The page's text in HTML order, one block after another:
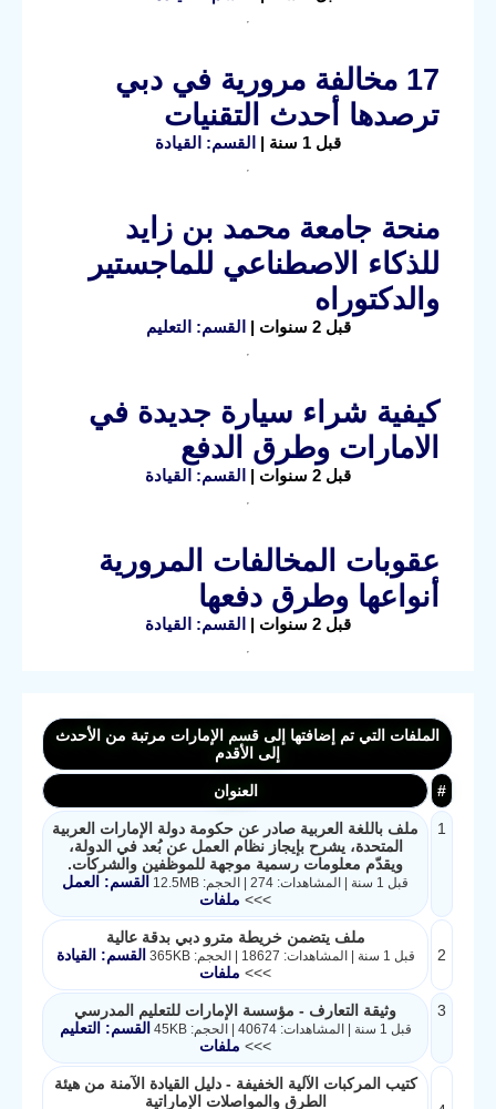
17 مخالفة مرورية في دبي
ترصدها أحدث التقنيات
قبل 1 سنة | القسم: القيادة
منحة جامعة محمد بن زايد
للذكاء الاصطناعي للماجستير
والدكتوراه
قبل 2 سنوات | القسم: التعليم
كيفية شراء سيارة جديدة في
الامارات وطرق الدفع
قبل 2 سنوات | القسم: القيادة
عقوبات المخالفات المرورية
أنواعها وطرق دفعها
قبل 2 سنوات | القسم: القيادة
الملفات التي تم إضافتها إلى قسم الإمارات مرتبة من الأحدث
إلى الأقدم
# العنوان
1
ملف باللغة العربية صادر عن حكومة دولة الإمارات العربية
المتحدة، يشرح بإيجاز نظام العمل عن بُعد في الدولة،
ويقدّم معلومات رسمية موجهة للموظفين والشركات.
قبل 1 سنة | المشاهدات: 274 | الحجم: 12.5MB
القسم: العمل
>>> ملفات
2
ملف يتضمن خريطة مترو دبي بدقة عالية
قبل 1 سنة | المشاهدات: 18627 | الحجم: 365KB
القسم: القيادة
>>> ملفات
3 وثيقة التعارف - مؤسسة الإمارات للتعليم المدرسي
قبل 1 سنة | المشاهدات: 40674 | الحجم: 45KB
القسم: التعليم
>>> ملفات
كتيب المركبات الآلية الخفيفة - دليل القيادة الآمنة من هيئة
الطرق والمواصلات الإماراتية